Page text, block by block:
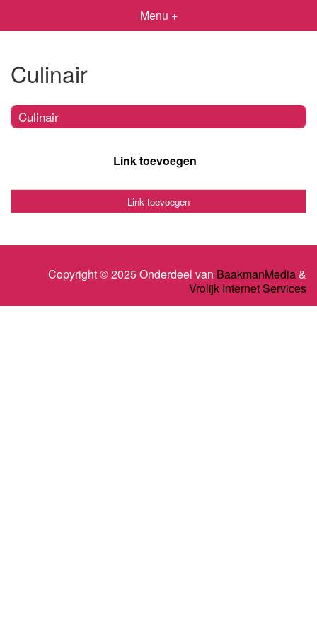
Menu +
Culinair
Culinair
Link toevoegen
Link toevoegen
Copyright © 2025 Onderdeel van BaakmanMedia&
Vrolijk Internet Services